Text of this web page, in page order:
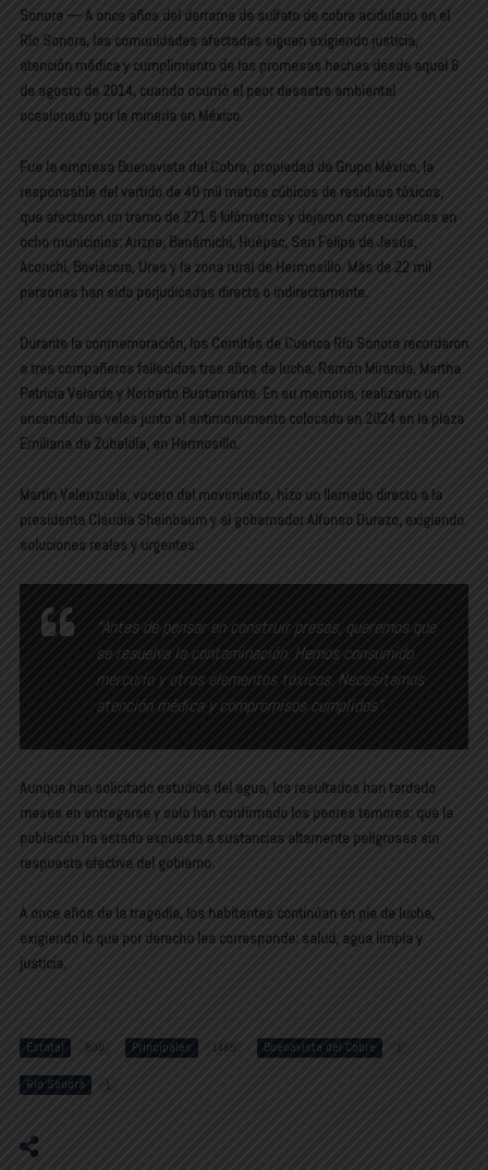
Sonora —A once años del derrame de sulfato de cobre acidulado en el
Río Sonora, las comunidades afectadas siguen exigiendo justicia,
atención médica y cumplimiento de las promesas hechas desde aquel 6
de agosto de 2014, cuando ocurrió el peor desastre ambiental
ocasionado por la minería en México.
Fue la empresa Buenavista del Cobre, propiedad de Grupo México, la
responsable del vertido de40 mil metros cúbicos de residuos tóxicos,
que afectaron un tramo de 271.6 kilómetrosy dejaron consecuencias en
ocho municipios: Arizpe, Banámichi, Huépac, San Felipe de Jesús,
Aconchi, Baviácora, Ures y la zona rural de Hermosillo. Más de 22 mil
personashan sido perjudicadas directa o indirectamente.
Durante la conmemoración, los Comités de Cuenca Río Sonora recordaron
a tres compañeros fallecidos tras años de lucha: Ramón Miranda, Martha
Patricia Velarde y Norberto Bustamante. En su memoria, realizaron un
encendido de velas junto al antimonumento colocado en 2024 en la plaza
Emiliana de Zubeldía, en Hermosillo.
Martín Valenzuela, vocero del movimiento, hizo un llamado directo a la
presidenta Claudia Sheinbaumy al gobernadorAlfonso Durazo, exigiendo
soluciones reales y urgentes:
“Antes de pensar en construir presas, queremos que
se resuelva la contaminación. Hemos consumido
mercurio y otros elementos tóxicos. Necesitamos
atención médica y compromisos cumplidos”.
Aunque han solicitado estudios del agua, los resultados han tardado
meses en entregarse y solo han confirmado los peores temores: que la
población ha estado expuesta a sustancias altamente peligrosas sin
respuesta efectiva del gobierno.
A once años de la tragedia, los habitantes continúan en pie de lucha,
exigiendo lo que por derecho les corresponde: salud, agua limpia y
justicia.
Estatal 800 Principales 1485 Buenavista del Cobre 1
Rio Sonora 1